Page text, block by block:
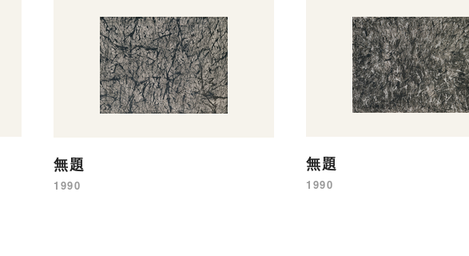
無題
1990
無題
1990